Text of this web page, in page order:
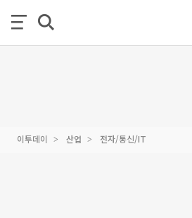
이투데이 산업 전자/통신/IT